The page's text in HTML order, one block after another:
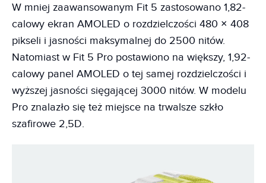
W mniej zaawansowanym Fit 5 zastosowano 1,82-
calowy ekran AMOLED o rozdzielczości 480 × 408
pikseli i jasności maksymalnej do 2500 nitów.
Natomiast w Fit 5 Pro postawiono na większy, 1,92-
calowy panel AMOLED o tej samej rozdzielczości i
wyższej jasności sięgającej 3000 nitów. W modelu
Pro znalazło się też miejsce na trwalsze szkło
szafirowe 2,5D.